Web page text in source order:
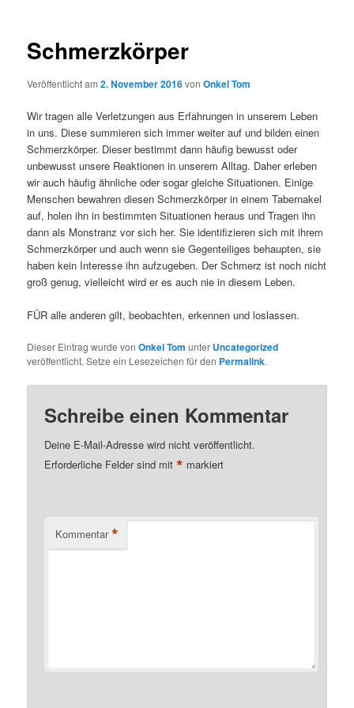
Schmerzkörper
Veröffentlicht am2. November 2016vonOnkel Tom
Wir tragen alle Verletzungen aus Erfahrungen in unserem Leben
in uns. Diese summieren sich immer weiter auf und bilden einen
Schmerzkörper. Dieser bestimmt dann häufig bewusst oder
unbewusst unsere Reaktionen in unserem Alltag. Daher erleben
wir auch häufig ähnliche oder sogar gleiche Situationen. Einige
Menschen bewahren diesen Schmerzkörper in einem Tabernakel
auf, holen ihn in bestimmten Situationen heraus und Tragen ihn
dann als Monstranz vor sich her. Sie identifizieren sich mit ihrem
Schmerzkörper und auch wenn sie Gegenteiliges behaupten, sie
haben kein Interesse ihn aufzugeben. Der Schmerz ist noch nicht
groß genug, vielleicht wird er es auch nie in diesem Leben.
FÜR alle anderen gilt, beobachten, erkennen und loslassen.
Dieser Eintrag wurde vonOnkel Tom unter Uncategorized
veröffentlicht. Setze ein Lesezeichen für den Permalink.
Schreibe einen Kommentar
Deine E-Mail-Adresse wird nicht veröffentlicht.
Erforderliche Felder sind mit* markiert
Kommentar *